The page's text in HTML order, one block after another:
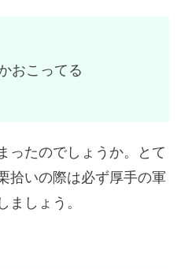
おこってる
ったのでしょうか。とて
拾いの際は必ず厚手の軍
しょう。